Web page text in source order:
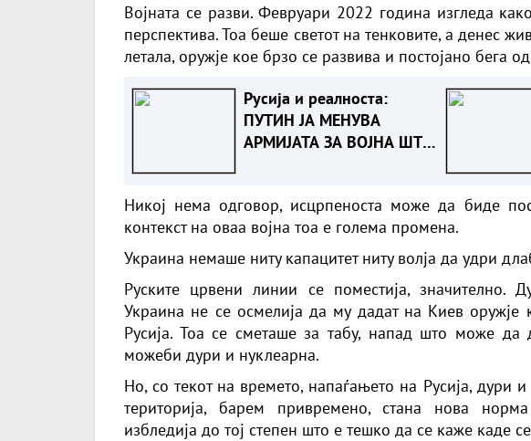
Војната се разви. Февруари 2022 година изгледа
перспектива. Тоа беше светот на тенковите, а денес
летала, оружје кое брзо се развива и постојано бега
Русија и реалноста:
ПУТИН ЈА МЕНУВА
АРМИЈАТА ЗА ВОЈНА ШТО
Никој нема одговор, исцрпеноста може да биде
контекст на оваа војна тоа е голема промена.
Украина немаше ниту капацитет ниту волја да удри
Руските црвени линии се поместија, значително.
Украина не се осмелија да му дадат на Киев
Русија. Тоа се сметаше за табу, напад што може да
можеби дури и нуклеарна.
Но, со текот на времето, напаѓањето на Русија, дури
територија, барем привремено, стана нова
избледија до тој степен што е тешко да се каже каде